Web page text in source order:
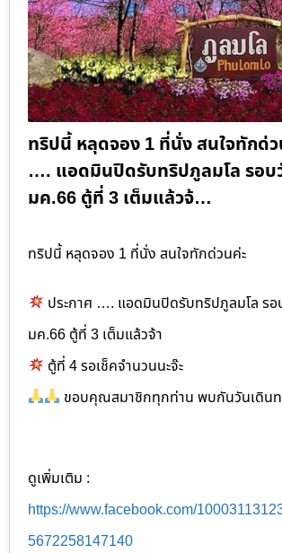
ทริปนี้ หลุดจอง 1 ที่นั่ง สนใจทักด่ว
…. แอดมินปิดรับทริปภูลมโล รอบ
มค.66 ตู้ที่ 3 เต็มแล้วจ้…
ทริปนี้ หลุดจอง 1 ที่นั่ง สนใจทักด่วนค่ะ
ประกาศ …. แอดมินปิดรับทริปภูลมโล ร
มค.66 ตู้ที่ 3 เต็มแล้วจ้า
ตู้ที่ 4 รอเช็คจำนวนนะจ๊ะ
ขอบคุณสมาชิกทุกท่าน พบกันวันเดินท
ดูเพิ่มเติม :
https://www.facebook.com/
5672258147140